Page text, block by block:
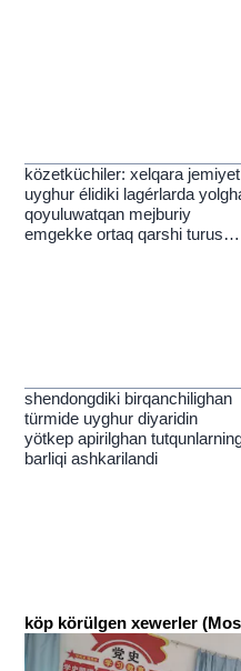
közetküchiler: xelqara jemiyet
uyghur élidiki lagérlarda
qoyuluwatqan mejburiy
emgekke ortaq qarshi turushi
shendongdiki birqanchilighan
türmide uyghur diyaridin
yötkep apirilghan
barliqi ashkarilandi
köp körülgen xewerler